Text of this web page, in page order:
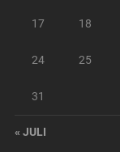
17 18
24 25
31
« JULI